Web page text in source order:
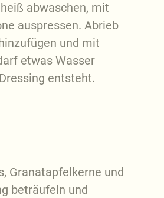
abwaschen, mit
auspressen. Abrieb
und mit
etwas Wasser
entsteht.
Granatapfelkerne und
beträufeln und